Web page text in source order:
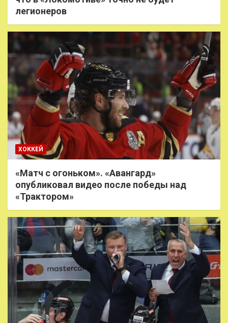
легионеров
ХОККЕЙ
«Матч с огоньком». «Авангард»
опубликовал видео после победы над
«Трактором»